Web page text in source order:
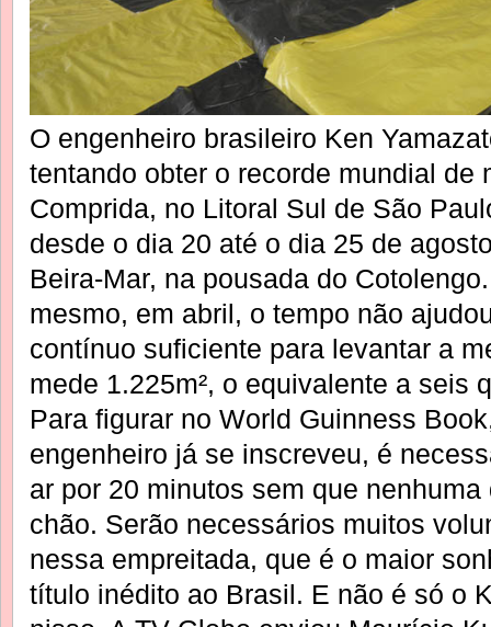
O engenheiro brasileiro Ken
tentando obter o recorde mundial de
Comprida, no Litoral Sul de São
desde o dia 20 até o dia 25 de
Beira-Mar, na pousada do
mesmo, em abril, o tempo não
contínuo suficiente para levantar a
mede 1.225m², o equivalente a seis
Para figurar no World Guinness
engenheiro já se inscreveu, é
ar por 20 minutos sem que
chão. Serão necessários muitos
nessa empreitada, que é o maior
título inédito ao Brasil. E não é só o